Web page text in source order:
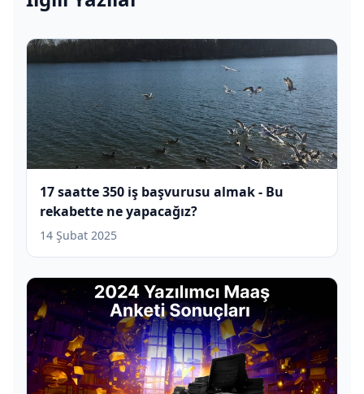
17 saatte 350 iş başvurusu almak - Bu
rekabette ne yapacağız?
14 Şubat 2025